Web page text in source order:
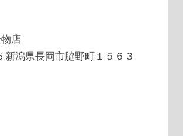
店
新潟県長岡市脇野町１５６３